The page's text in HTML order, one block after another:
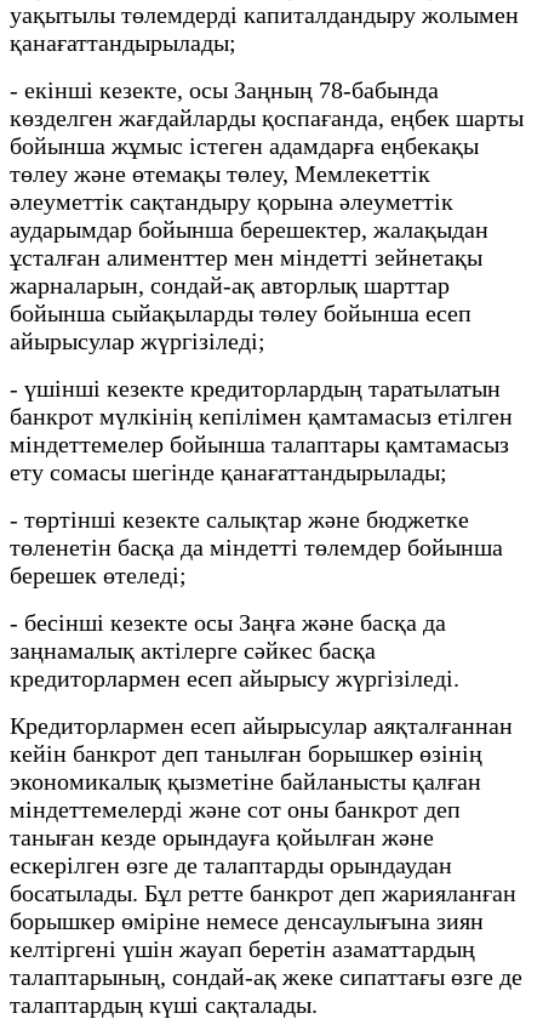
уақытылы төлемдерді капиталдандыру жолымен
қанағаттандырылады;
- екінші кезекте, осы Заңның 78-бабында
көзделген жағдайларды қоспағанда, еңбек шарты
бойынша жұмыс істеген адамдарға еңбекақы
төлеу және өтемақы төлеу, Мемлекеттік
әлеуметтік сақтандыру қорына әлеуметтік
аударымдар бойынша берешектер, жалақыдан
ұсталған алименттер мен міндетті зейнетақы
жарналарын, сондай-ақ авторлық шарттар
бойынша сыйақыларды төлеу бойынша есеп
айырысулар жүргізіледі;
- үшінші кезекте кредиторлардың таратылатын
банкрот мүлкінің кепілімен қамтамасыз етілген
міндеттемелер бойынша талаптары қамтамасыз
ету сомасы шегінде қанағаттандырылады;
- төртінші кезекте салықтар және бюджетке
төленетін басқа да міндетті төлемдер бойынша
берешек өтеледі;
- бесінші кезекте осы Заңға және басқа да
заңнамалық актілерге сәйкес басқа
кредиторлармен есеп айырысу жүргізіледі.
Кредиторлармен есеп айырысулар аяқталғаннан
кейін банкрот деп танылған борышкер өзінің
экономикалық қызметіне байланысты қалған
міндеттемелерді және сот оны банкрот деп
таныған кезде орындауға қойылған және
ескерілген өзге де талаптарды орындаудан
босатылады. Бұл ретте банкрот деп жарияланған
борышкер өміріне немесе денсаулығына зиян
келтіргені үшін жауап беретін азаматтардың
талаптарының, сондай-ақ жеке сипаттағы өзге де
талаптардың күші сақталады.